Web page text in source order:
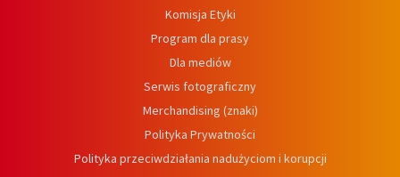
Komisja Etyki
Program dla prasy
Dla mediów
Serwis fotograficzny
Merchandising (znaki)
Polityka Prywatności
Polityka przeciwdziałania nadużyciom i korupcji